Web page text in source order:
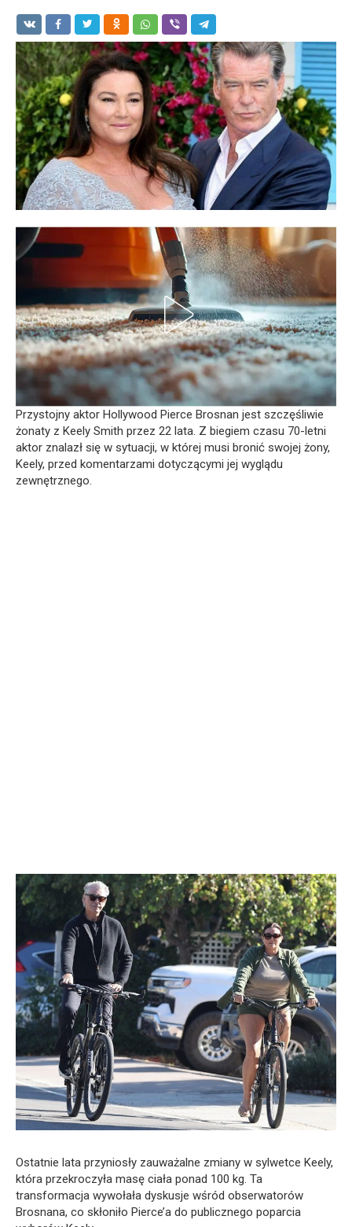
Przystojny aktor Hollywood Pierce Brosnan jest szczęśliwie
żonaty z Keely Smith przez 22 lata. Z biegiem czasu 70-letni
aktor znalazł się w sytuacji, w której musi bronić swojej żony,
Keely, przed komentarzami dotyczącymi jej wyglądu
zewnętrznego.
Ostatnie lata przyniosły zauważalne zmiany w sylwetce Keely,
która przekroczyła masę ciała ponad 100 kg. Ta
transformacja wywołała dyskusje wśród obserwatorów
Brosnana, co skłoniło Pierce’a do publicznego poparcia